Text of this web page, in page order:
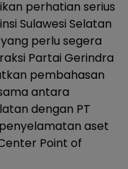
perhatian serius
Sulawesi Selatan
yang perlu segera
Partai Gerindra
pembahasan
antara
dengan PT
aset
Point of